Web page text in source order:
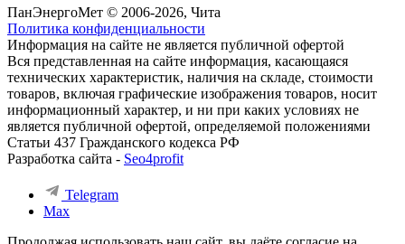
ПанЭнергоМет © 2006-2026, Чита
Политика конфиденциальности
Информация на сайте не является публичной офертой
Вся представленная на сайте информация, касающаяся
технических характеристик, наличия на складе, стоимости
товаров, включая графические изображения товаров, носит
информационный характер, и ни при каких условиях не
является публичной офертой, определяемой положениями
Статьи 437 Гражданского кодекса РФ
Разработка сайта - Seo4profit
Telegram
Max